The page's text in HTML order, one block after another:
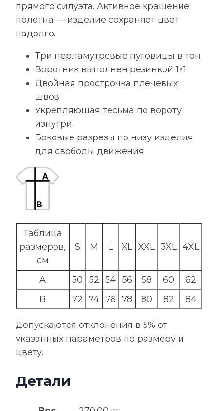
прямого силуэта. Активное крашение
полотна — изделие сохраняет цвет
надолго.
Три перламутровые пуговицы в тон
Воротник выполнен резинкой 1×1
Двойная прострочка плечевых
швов
Укрепляющая тесьма по вороту
изнутри
Боковые разрезы по низу изделия
для свободы движения
Таблица
размеров,
см
S M L XL XXL 3XL 4XL
A 50 52 54 56 58 60
62
B
72 74 76 78 80 82 84
Допускаются отклонения в 5% от
указанных параметров по размеру и
цвету.
Детали